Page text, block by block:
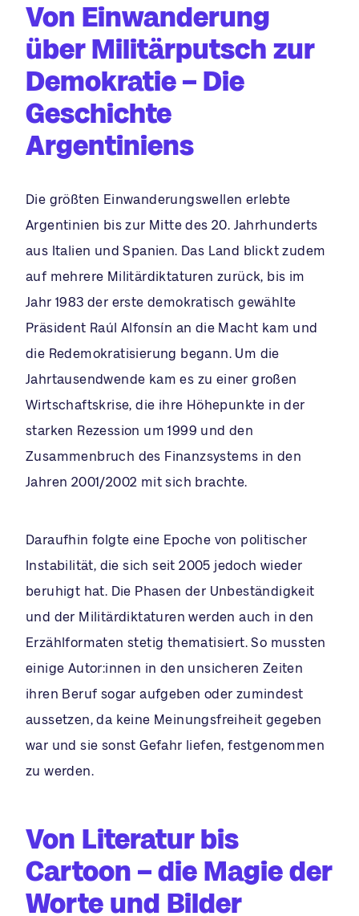
Von Einwanderung
über Militärputsch zur
Demokratie – Die
Geschichte
Argentiniens
Die größten Einwanderungswellen erlebte
Argentinien bis zur Mitte des 20. Jahrhunderts
aus Italien und Spanien. Das Land blickt zudem
auf mehrere Militärdiktaturen zurück, bis im
Jahr 1983 der erste demokratisch gewählte
Präsident Raúl Alfonsín an die Macht kam und
die Redemokratisierung begann. Um die
Jahrtausendwende kam es zu einer großen
Wirtschaftskrise, die ihre Höhepunkte in der
starken Rezession um 1999 und den
Zusammenbruch des Finanzsystems in den
Jahren 2001/2002 mit sich brachte.
Daraufhin folgte eine Epoche von politischer
Instabilität, die sich seit 2005 jedoch wieder
beruhigt hat. Die Phasen der Unbeständigkeit
und der Militärdiktaturen werden auch in den
Erzählformaten stetig thematisiert. So mussten
einige Autor:innen in den unsicheren Zeiten
ihren Beruf sogar aufgeben oder zumindest
aussetzen, da keine Meinungsfreiheit gegeben
war und sie sonst Gefahr liefen, festgenommen
zu werden.
Von Literatur bis
Cartoon – die Magie der
Worte und Bilder